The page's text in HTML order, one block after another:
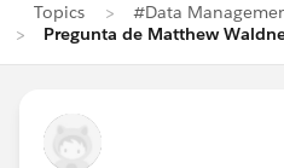
Topics
#Data
Pregunta de Matthew